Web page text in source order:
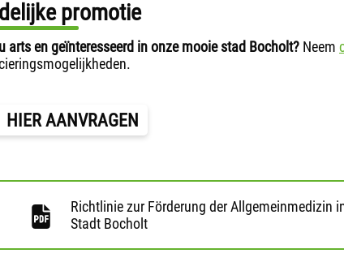
promotie
arts en geïnteresseerd in onze mooie stad Bocholt? Neem
HIER AANVRAGEN
Richtlinie zur Förderung der Allgemeinmedizin
Stadt Bocholt